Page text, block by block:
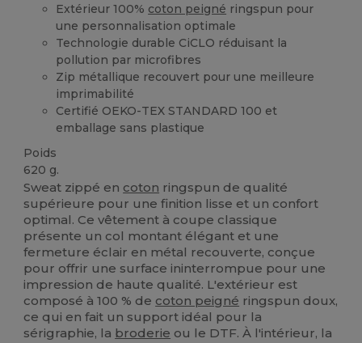
Extérieur 100% coton peigné ringspun pour
une personnalisation optimale
Technologie durable CiCLO réduisant la
pollution par microfibres
Zip métallique recouvert pour une meilleure
imprimabilité
Certifié OEKO-TEX STANDARD 100 et
emballage sans plastique
Poids
620 g.
Sweat zippé en coton ringspun de qualité
supérieure pour une finition lisse et un confort
optimal. Ce vêtement à coupe classique
présente un col montant élégant et une
fermeture éclair en métal recouverte, conçue
pour offrir une surface ininterrompue pour une
impression de haute qualité. L'extérieur est
composé à 100 % de coton peigné ringspun doux,
ce qui en fait un support idéal pour la
sérigraphie, la broderie ou le DTF. À l'intérieur, la